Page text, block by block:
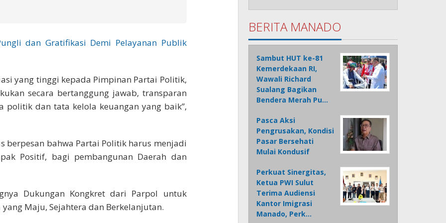
dan Gratifikasi Demi Pelayanan Publik
yang tinggi kepada Pimpinan Partai Politik,
secara bertanggung jawab, transparan
politik dan tata kelola keuangan yang baik”,
berpesan bahwa Partai Politik harus menjadi
Positif, bagi pembangunan Daerah dan
Dukungan Kongkret dari Parpol untuk
Maju, Sejahtera dan Berkelanjutan.
BERITA MANADO
Sambut HUT ke-81
Kemerdekaan RI,
Wawali Richard
Sualang Bagikan
Bendera Merah Pu…
Pasca Aksi
Pengrusakan, Kondisi
Pasar Bersehati
Mulai Kondusif
Perkuat Sinergitas,
Ketua PWI Sulut
Terima Audiensi
Kantor Imigrasi
Manado, Perk…